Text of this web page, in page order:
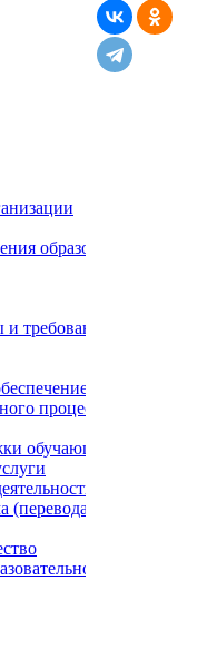
образовательной
требования
и
процесса.
обучающихся
(перевода)